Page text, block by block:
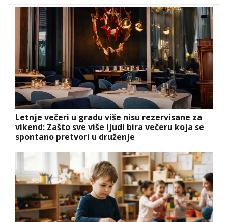
Letnje večeri u gradu više nisu rezervisane za
vikend: Zašto sve više ljudi bira večeru koja se
spontano pretvori u druženje